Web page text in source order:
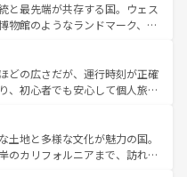
、多彩な楽しみ方が可能だ。さ
魅力が溢れており、どの街角に
ぞれで全く異なる文化を体験で
、新着のフランス情報はコンテンツ一覧
エルン州のアルプスの絶景、そ
畑といった風景は必見。ビール
ほしい。 なお、新着の
覧を参照してほしい。
と最先端が共存する国。ウェス
物館のようなランドマーク、歴
る。また、優雅なアフタヌーン
まらない英国パブ、サッカー観
きる体験も豊富。イギリスを旅
どの広さだが、運行時刻が正確
、初心者でも安心して個人旅行
、スイスならではのユニークな
光だけでなく町歩きも満喫する
が高いため物価も高いが、旅行
土地と多様な文化が魅力の国。
のカリフォルニアまで、訪れる